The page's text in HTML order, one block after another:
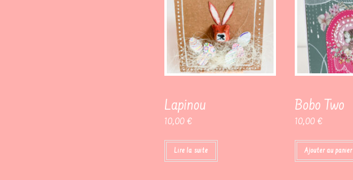
Lapinou
10,00 €
Lire la suite
Bobo Two
10,00€
Ajouter au panier